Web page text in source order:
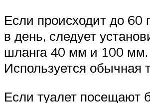
Если происходит до 60
в день, следует
шланга 40 мм и 100 мм.
Используется обычная
Если туалет посещают